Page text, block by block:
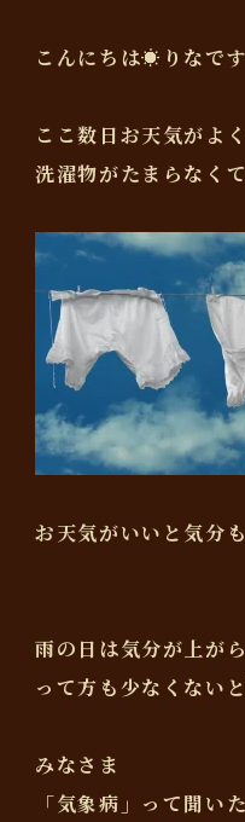
こんにちは☀️りなです
ここ数日お天気がよ
洗濯物がたまらなく
お天気がいいと気分
雨の日は気分が上が
って方も少なくない
みなさま
「気象病」って聞い